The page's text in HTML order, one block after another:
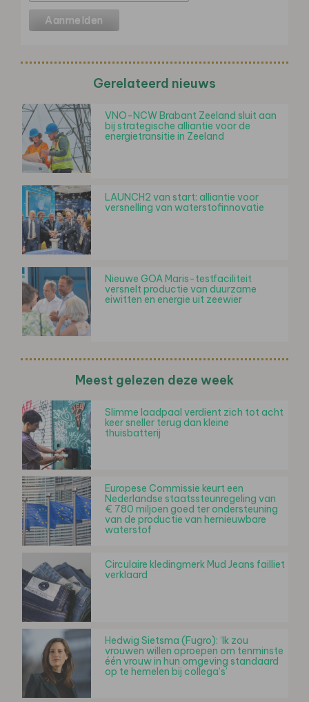
Gerelateerd nieuws
VNO-NCW Brabant Zeeland sluit aan
bij strategische alliantie voor de
energietransitie in Zeeland
LAUNCH2 van start: alliantie voor
versnelling van waterstofinnovatie
Nieuwe GOA Maris-testfaciliteit
versnelt productie van duurzame
eiwitten en energie uit zeewier
Meest gelezen deze week
Slimme laadpaal verdient zich tot acht
keer sneller terug dan kleine
thuisbatterij
Europese Commissie keurt een
Nederlandse staatssteunregeling van
€ 780 miljoen goed ter ondersteuning
van de productie van hernieuwbare
waterstof
Circulaire kledingmerk Mud Jeans failliet
verklaard
Hedwig Sietsma (Fugro): ‘Ik zou
vrouwen willen oproepen om tenminste
één vrouw in hun omgeving standaard
op te hemelen bij collega’s’